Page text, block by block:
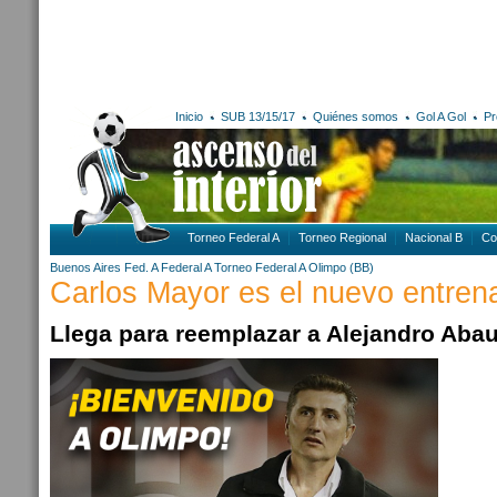
Inicio SUB 13/15/17 Quiénes somos Gol A Gol
Torneo Federal A Torneo Regional Nacional B
Buenos Aires Fed. A Federal A Torneo Federal A Olimpo (BB)
Carlos Mayor es el nuevo
Llega para reemplazar a Alejandro